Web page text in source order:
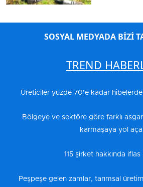
SOSYAL MEDYADA BİZİ
TREND
Üreticiler yüzde 70’e kadar
Bölgeye ve sektöre göre farklı
karmaşaya yol
115 şirket hakkında iflas
Peşpeşe gelen zamlar, tarımsal